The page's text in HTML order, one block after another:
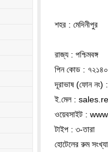
শহর : মেদিনীপুর
রাজ্য : পশ্চিমবঙ্গ
পিন কোড :
দূরাভাষ (ফোন
ই.মেল :
ওয়েবসাইট :
টাইপ : ৩-তারা
হোটেলের রুম